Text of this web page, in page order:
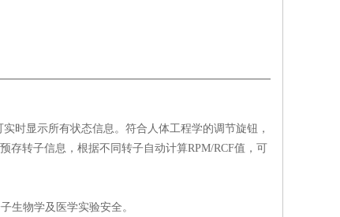
时显示所有状态信息。符合人体工程学的调节旋钮，
存转子信息，根据不同转子自动计算RPM/RCF值，可
生物学及医学实验安全。